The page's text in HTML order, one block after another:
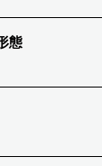
態